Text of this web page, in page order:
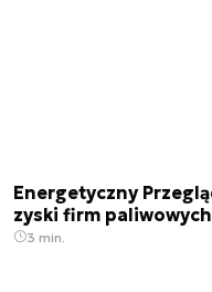
Energetyczny
zyski firm
3 min.